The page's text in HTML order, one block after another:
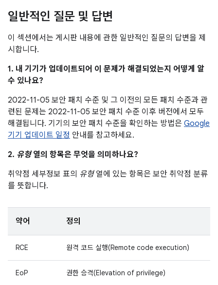
일반적인 질문 및 답변
이 섹션에서는 게시판 내용에 관한 일반적인 질문의 답변을 제
시합니다.
1. 내 기기가 업데이트되어 이 문제가 해결되었는지 어떻게 알
수 있나요?
2022-11-05 보안 패치 수준 및 그 이전의 모든 패치 수준과 관
련된 문제는 2022-11-05 보안 패치 수준 이후 버전에서 모두
해결됩니다. 기기의 보안 패치 수준을 확인하는 방법은 Google
기기 업데이트 일정 안내를 참고하세요.
2. 유형열의 항목은 무엇을 의미하나요?
취약점 세부정보 표의 유형열에 있는 항목은 보안 취약점 분류
를 뜻합니다.
약어 정의
RCE 원격 코드 실행(Remote code execution)
EoP 권한 승격(Elevation of privilege)